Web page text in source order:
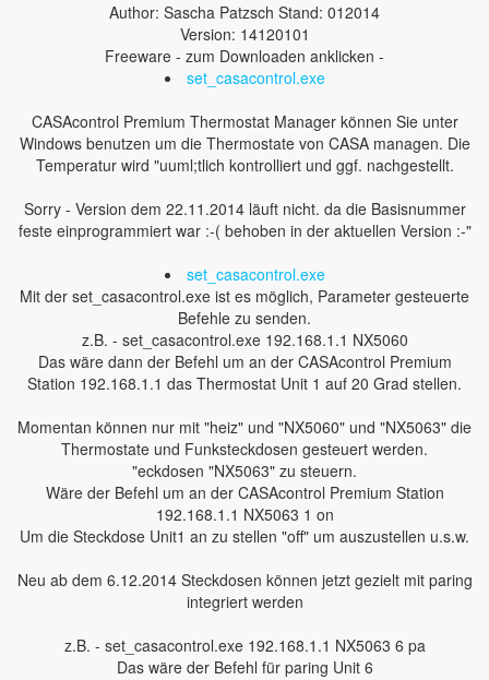
Author: Sascha Patzsch Stand: 012014
Version: 14120101
Freeware - zum Downloaden anklicken -
set_casacontrol.exe
CASAcontrol Premium Thermostat Manager können Sie unter
Windows benutzen um die Thermostate von CASA managen. Die
Temperatur wird "uuml;tlich kontrolliert und ggf. nachgestellt.
Sorry - Version dem 22.11.2014 läuft nicht. da die Basisnummer
feste einprogrammiert war :-( behoben in der aktuellen Version :-"
set_casacontrol.exe
Mit der set_casacontrol.exe ist es möglich, Parameter gesteuerte
Befehle zu senden.
z.B. - set_casacontrol.exe 192.168.1.1 NX5060
Das wäre dann der Befehl um an der CASAcontrol Premium
Station 192.168.1.1 das Thermostat Unit 1 auf 20 Grad stellen.
Momentan können nur mit "heiz" und "NX5060" und "NX5063" die
Thermostate und Funksteckdosen gesteuert werden.
"eckdosen "NX5063" zu steuern.
Wäre der Befehl um an der CASAcontrol Premium Station
192.168.1.1 NX5063 1 on
Um die Steckdose Unit1 an zu stellen "off" um auszustellen u.s.w.
Neu ab dem 6.12.2014 Steckdosen können jetzt gezielt mit paring
integriert werden
z.B. - set_casacontrol.exe 192.168.1.1 NX5063 6 pa
Das wäre der Befehl für paring Unit 6